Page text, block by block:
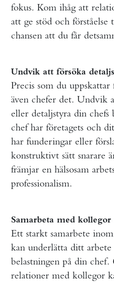
fokus. Kom ihåg att
att ge stöd och
chansen att du får
Undvik att försöka
Precis som du
även chefer det. Undvik
eller detaljstyra din
chef har företagets och
har funderingar eller
konstruktivt sätt snarare
främjar en hälsosam
professionalism.
Samarbeta med
Ett starkt samarbete
kan underlätta ditt arbete
belastningen på din chef.
relationer med kollegor